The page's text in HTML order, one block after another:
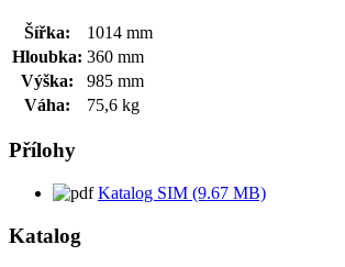
Šířka:
1014 mm
Hloubka: 360 mm
Výška:
985 mm
Váha:
75,6 kg
Přílohy
Katalog SIM (9.67 MB)
Katalog